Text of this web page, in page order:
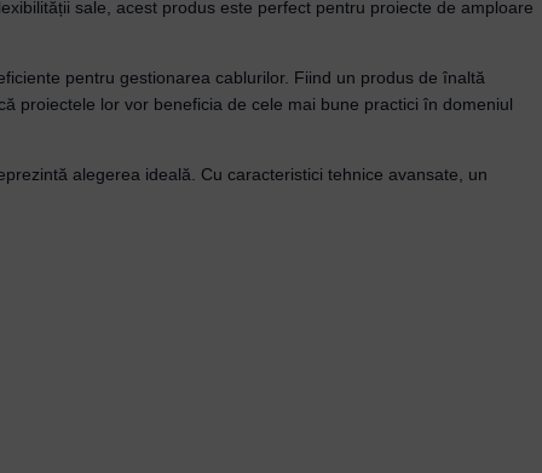
sale, acest produs este perfect pentru proiecte de amploare
pentru gestionarea cablurilor. Fiind un produs de înaltă
proiectele lor vor beneficia de cele mai bune practici în domeniul
alegerea ideală. Cu caracteristici tehnice avansate, un